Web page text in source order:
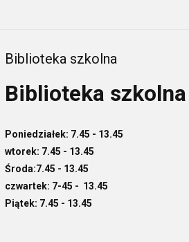
Biblioteka szkolna
Biblioteka
Poniedziałek: 7.45 - 13.45
wtorek: 7.45 - 13.45
Środa:7.45 - 13.45
czwartek: 7-45 - 13.45
Piątek: 7.45 - 13.45